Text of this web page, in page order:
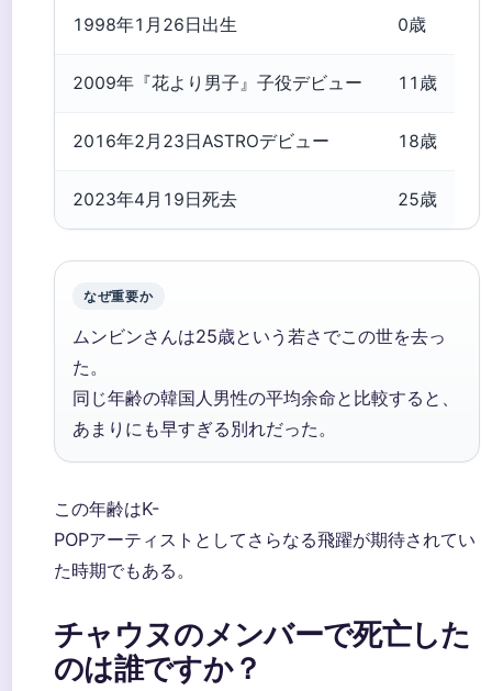
1998年1月26日出生 0歳
2009年『花より男子』子役デビュー 11歳
2016年2月23日ASTROデビュー 18歳
2023年4月19日死去 25歳
なぜ重要か
ムンビンさんは25歳という若さでこの世を去っ
た。
同じ年齢の韓国人男性の平均余命と比較すると、
あまりにも早すぎる別れだった。
この年齢はK-
POPアーティストとしてさらなる飛躍が期待されてい
た時期でもある。
チャウヌのメンバーで死亡した
のは誰ですか？